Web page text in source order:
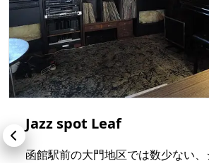
Jazz spot Leaf
函館駅前の大門地区では数少ない、